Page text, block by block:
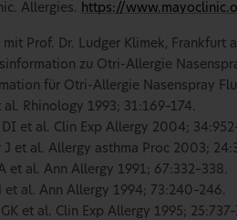
Allergies. https://
Prof. Dr. Ludger Klimek, Frankfurt
zu Otri-Allergie
für Otri-Allergie Nasenspray
al. Rhinology 1993; 31:169–174.
DI et al. Clin Exp Allergy 2004;
J et al. Allergy asthma Proc 2003;
et al. Ann Allergy 1991; 67:332–338.
et al. Ann Allergy 1994; 73:240–246.
et al. Clin Exp Allergy 1995;